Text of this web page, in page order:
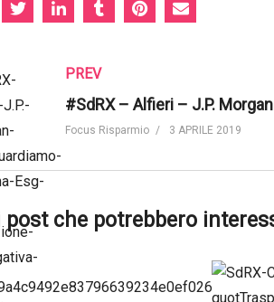
PREV
Focus Risparmio 3 APRILE 2019
che potrebbero